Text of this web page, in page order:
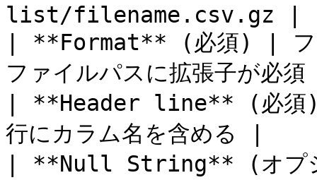
list/filename.csv.gz |
| **Format** (必須) | ファ
ファイルパスに拡張子が必
| **Header line** (必須) |
行にカラム名を含める |
| **Null String** (オプ